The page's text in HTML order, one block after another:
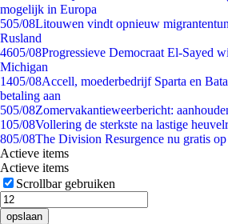
mogelijk in Europa
505/08Litouwen vindt opnieuw
Rusland
4605/08Progressieve Democraat El-Sayed
Michigan
1405/08Accell, moederbedrijf Sparta en
betaling aan
505/08Zomervakantieweerbericht:
105/08Vollering de sterkste na lastige
805/08The Division Resurgence nu gratis
Actieve items
Actieve items
Scrollbar gebruiken
opslaan